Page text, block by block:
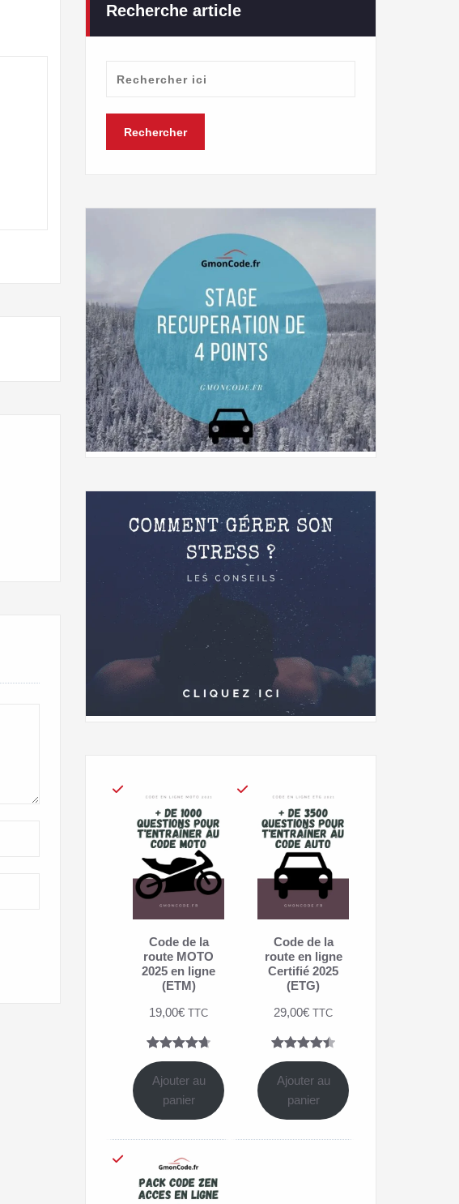
Recherche article
Code de la
route MOTO
2025 en ligne
(ETM)
19,00€ TTC
Noté4.71
sur 5
basé
sur
notations
Ajouter au
panier
Code de la
route en ligne
Certifié 2025
(ETG)
29,00€ TTC
Noté4.50
sur 5
basé
sur
notations
Ajouter au
panier